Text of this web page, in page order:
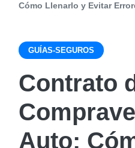
Cómo Llenarlo y Evitar
GUÍAS-SEGUROS
Contrato
Auto: